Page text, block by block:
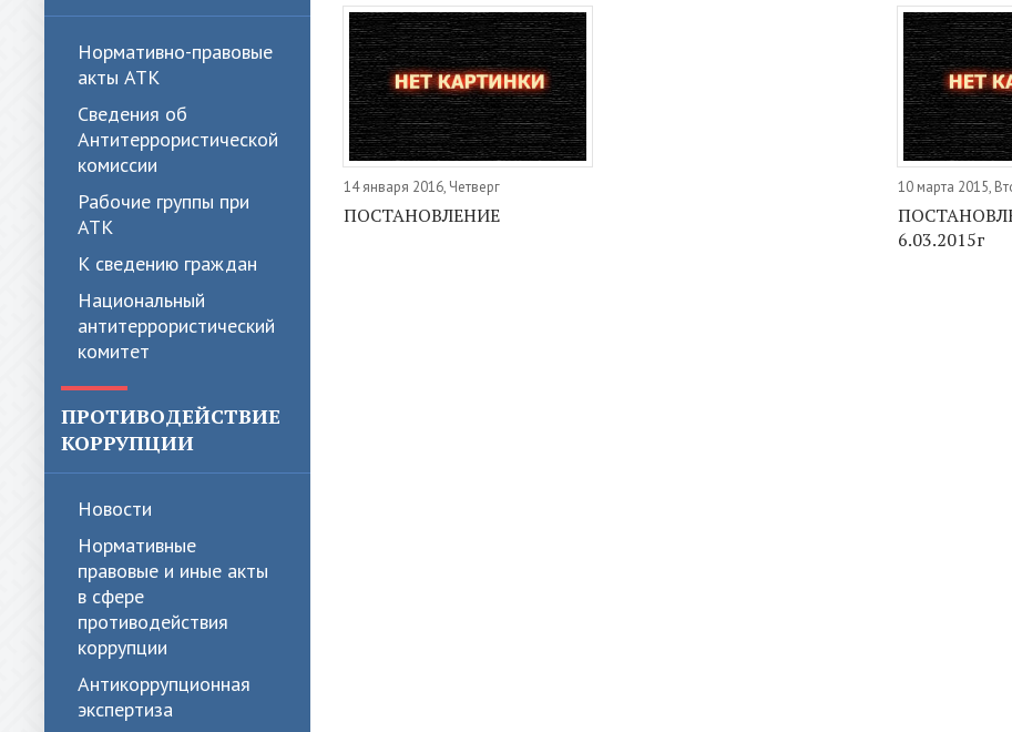
Нормативно-правовые
акты АТК
Сведения об
Антитеррористической
комиссии
Рабочие группы при
АТК
К сведению граждан
Национальный
антитеррористический
комитет
ПРОТИВОДЕЙСТВИЕ
КОРРУПЦИИ
Новости
Нормативные
правовые и иные акты
в сфере
противодействия
коррупции
Антикоррупционная
экспертиза
14 января 2016, Четверг
ПОСТАНОВЛЕНИЕ
10 марта 2015,
6.03.2015г